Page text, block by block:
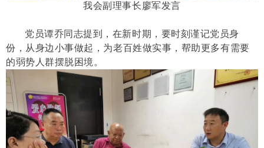
我会副理事长廖军发言
党员谭乔同志提到，在新时期，要时刻谨记党员身
份，从身边小事做起，为老百姓做实事，帮助更多有需要
的弱势人群摆脱困境。